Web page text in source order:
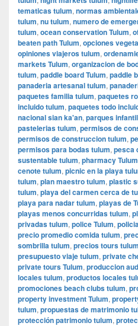
tematicas tulum, normas
tulum, nu tulum, numero de
tulum, ocean conservation Tulum,
beaten path Tulum, opciones
opiniones viajeros tulum,
markets Tulum, organizacion de
tulum, paddle board Tulum, paddle
panaderia artesanal tulum,
paquetes familia tulum, paquetes
incluido tulum, paquetes todo
nacional sian ka'an, parques
pastelerias tulum, permisos de
permisos de construccion tulum,
permisos para bodas tulum, pesca
sustentable tulum, pharmacy Tulum
cenote tulum, picnic en la playa
tulum, plan maestro tulum, plastic
tulum, playa del carmen cerca de
playa para nadar tulum, playas de
playas menos concurridas tulum,
privadas tulum, police Tulum,
precio promedio comida tulum,
sombrilla tulum, precios tours tulum
presupuesto viaje tulum, private
private tours Tulum, produccion
locales tulum, productos locales
promociones beach clubs tulum,
property investment Tulum,
tulum, propuestas de matrimonio
protección patrimonio tulum,